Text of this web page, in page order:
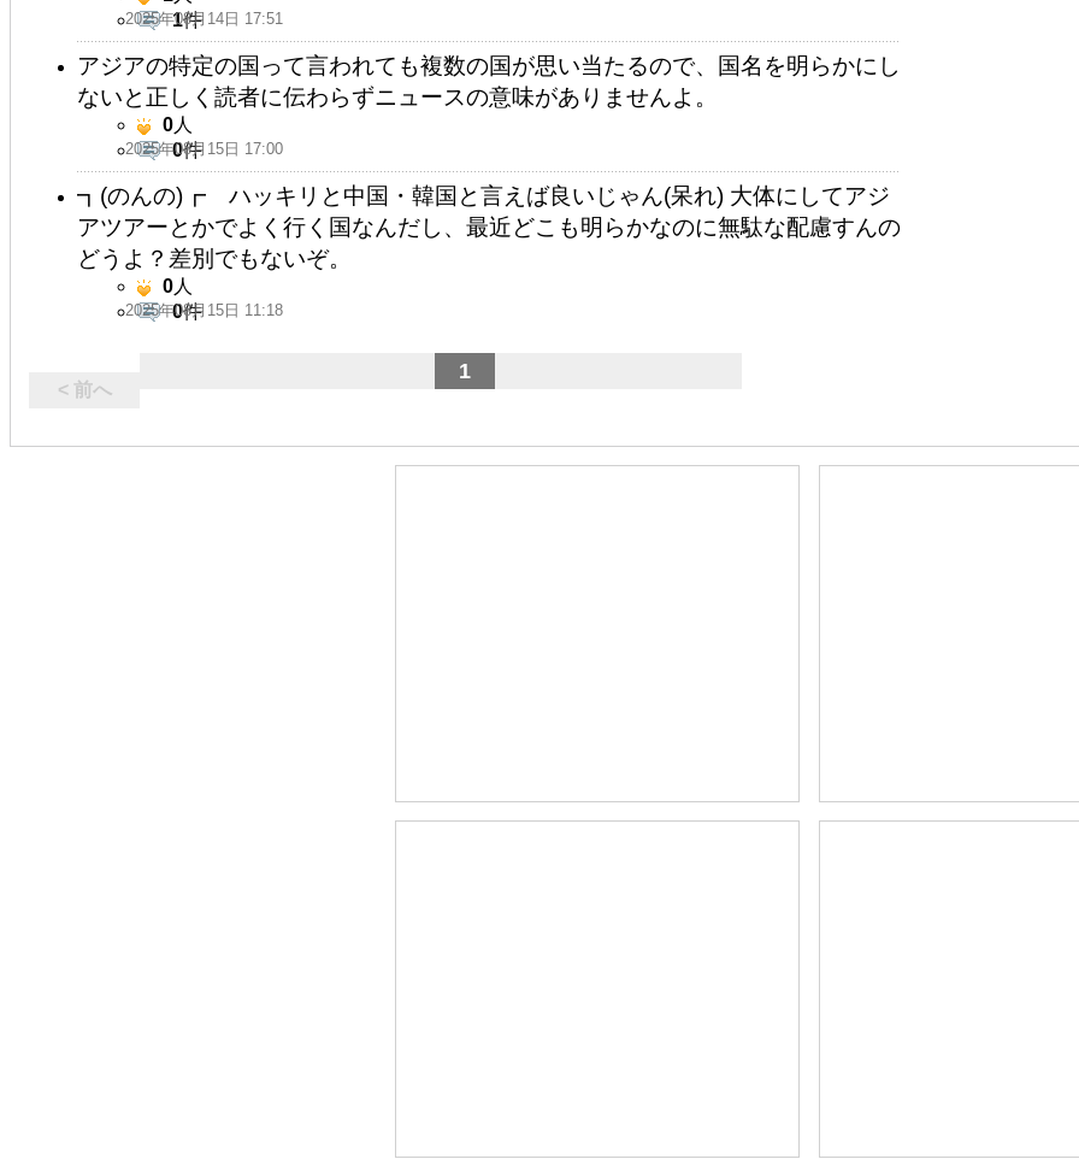
2025年08月14日 17:51
1件
アジアの特定の国って言われても複数の国が思い当たるので、国名を明らかにし
ないと正しく読者に伝わらずニュースの意味がありませんよ。
2025年08月15日 17:00
0人
0件
┓(のんの)┏ ハッキリと中国・韓国と言えば良いじゃん(呆れ) 大体にしてアジ
アツアーとかでよく行く国なんだし、最近どこも明らかなのに無駄な配慮すんの
どうよ？差別でもないぞ。
2025年08月15日 11:18
0人
0件
< 前へ
1